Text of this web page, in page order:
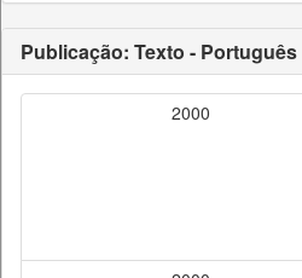
Publicação: Texto - Português
2000